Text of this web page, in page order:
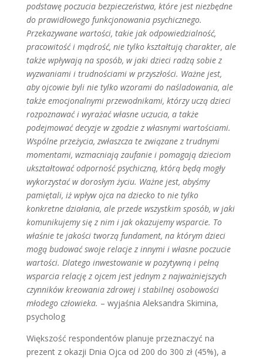
podstawę poczucia bezpieczeństwa, które jest niezbędne
do prawidłowego funkcjonowania psychicznego.
Przekazywane wartości, takie jak odpowiedzialność,
pracowitość i mądrość, nie tylko kształtują charakter, ale
także wpływają na sposób, w jaki dzieci radzą sobie z
wyzwaniami i trudnościami w przyszłości. Ważne jest,
aby ojcowie byli nie tylko wzorami do naśladowania, ale
także emocjonalnymi przewodnikami, którzy uczą dzieci
rozpoznawać i wyrażać własne uczucia, a także
podejmować decyzje w zgodzie z własnymi wartościami.
Wspólne przeżycia, zwłaszcza te związane z trudnymi
momentami, wzmacniają zaufanie i pomagają dzieciom
ukształtować odporność psychiczną, którą będą mogły
wykorzystać w dorosłym życiu. Ważne jest, abyśmy
pamiętali, iż wpływ ojca na dziecko to nie tylko
konkretne działania, ale przede wszystkim sposób, w jaki
komunikujemy się z nim i jak okazujemy wsparcie. To
właśnie te jakości tworzą fundament, na którym dzieci
mogą budować swoje relacje z innymi i własne poczucie
wartości. Dlatego inwestowanie w pozytywną i pełną
wsparcia relację z ojcem jest jednym z najważniejszych
czynników kreowania zdrowej i stabilnej osobowości
młodego człowieka. – wyjaśnia Aleksandra Skimina,
psycholog
Większość respondentów planuje przeznaczyć na
prezent z okazji Dnia Ojca od 200 do 300 zł (45%), a